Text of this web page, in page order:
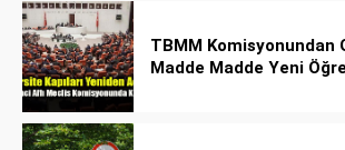
TBMM Komisyonundan
Madde Madde Yeni